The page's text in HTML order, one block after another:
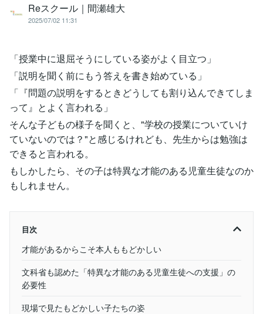
Reスクール｜間瀬雄大
2025/07/02 11:31
「授業中に退屈そうにしている姿がよく目立つ」
「説明を聞く前にもう答えを書き始めている」
「『問題の説明をするときどうしても割り込んできてしま
って』とよく言われる」
そんな子どもの様子を聞くと、"学校の授業についていけ
ていないのでは？"と感じるけれども、先生からは勉強は
できると言われる。
もしかしたら、その子は特異な才能のある児童生徒なのか
もしれません。
目次
才能があるからこそ本人ももどかしい
文科省も認めた「特異な才能のある児童生徒への支援」の
必要性
現場で見たもどかしい子たちの姿